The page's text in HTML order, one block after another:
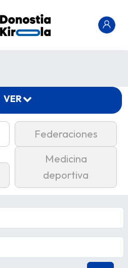
Federaciones
Medicina
deportiva
VER